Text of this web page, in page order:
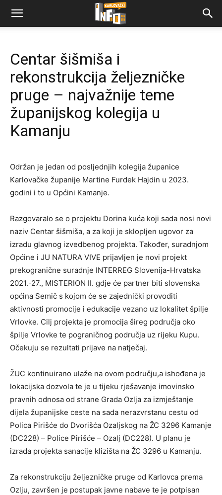
Centar šišmiša i
rekonstrukcija željezničke
pruge – najvažnije teme
županijskog kolegija u
Kamanju
Održan je jedan od posljednjih kolegija županice
Karlovačke županije Martine Furdek Hajdin u 2023.
godini i to u Općini Kamanje.
Razgovaralo se o projektu Dorina kuća koji sada nosi novi
naziv Centar šišmiša, a za koji je sklopljen ugovor za
izradu glavnog izvedbenog projekta. Također, suradnjom
Općine i JU NATURA VIVE prijavljen je novi projekt
prekogranične suradnje INTERREG Slovenija-Hrvatska
2021.-27., MISTERION II. gdje će partner biti slovenska
općina Semič s kojom će se zajednički provoditi
aktivnosti promocije i edukacije vezano uz lokalitet špilje
Vrlovke. Cilj projekta je promocija šireg područja oko
špilje Vrlovke te pograničnog područja uz rijeku Kupu.
Očekuju se rezultati prijave na natječaj.
ŽUC kontinuirano ulaže na ovom području,a ishođena je
lokacijska dozvola te je u tijeku rješavanje imovinsko
pravnih odnosa od strane Grada Ozlja za izmještanje
dijela županijske ceste na sada nerazvrstanu cestu od
Polica Pirišće do Dvorišća Ozaljskog na ŽC 3296 Kamanje
(DC228) – Police Pirišće – Ozalj (DC228). U planu je
izrada projekta sanacije klizišta na ŽC 3296 u Kamanju.
Za rekonstrukciju željezničke pruge od Karlovca prema
Ozlju, završen je postupak javne nabave te je potpisan